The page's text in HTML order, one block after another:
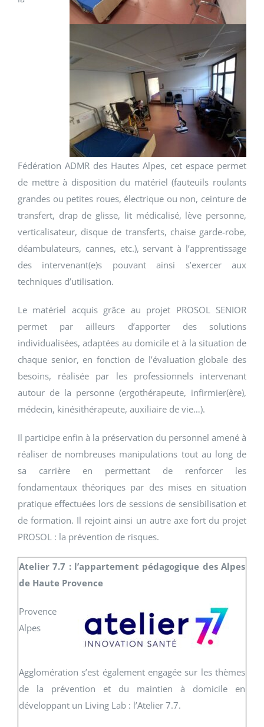
Fédération ADMR des Hautes Alpes, cet espace permet
de mettre à disposition du matériel (fauteuils roulants
grandes ou petites roues, électrique ou non, ceinture de
transfert, drap de glisse, lit médicalisé, lève personne,
verticalisateur, disque de transferts, chaise garde-robe,
déambulateurs, cannes, etc.), servant à l’apprentissage
des intervenant(e)s pouvant ainsi s’exercer aux
techniques d’utilisation.
Le matériel acquis grâce au projet PROSOL SENIOR
permet par ailleurs d’apporter des solutions
individualisées, adaptées au domicile et à la situation de
chaque senior, en fonction de l’évaluation globale des
besoins, réalisée par les professionnels intervenant
autour de la personne (ergothérapeute, infirmier(ère),
médecin, kinésithérapeute, auxiliaire de vie…).
Il participe enfin à la préservation du personnel amené à
réaliser de nombreuses manipulations tout au long de
sa carrière en permettant de renforcer les
fondamentaux théoriques par des mises en situation
pratique effectuées lors de sessions de sensibilisation et
de formation. Il rejoint ainsi un autre axe fort du projet
PROSOL : la prévention de risques.
Atelier 7.7 : l’appartement pédagogique des Alpes
de Haute Provence
Provence
Alpes
Agglomération s’est également engagée sur les thèmes
de la prévention et du maintien à domicile en
développant un Living Lab : l’Atelier 7.7.